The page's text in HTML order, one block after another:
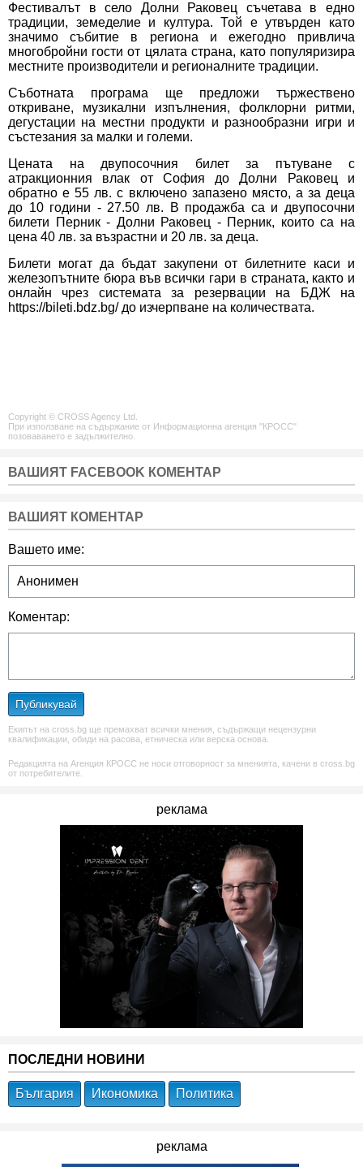
Фестивалът в село Долни Раковец съчетава в едно
традиции, земеделие и култура. Той е утвърден като
значимо събитие в региона и ежегодно привлича
многобройни гости от цялата страна, като популяризира
местните производители и регионалните традиции.
Съботната програма ще предложи тържествено
откриване, музикални изпълнения, фолклорни ритми,
дегустации на местни продукти и разнообразни игри и
състезания за малки и големи.
Цената на двупосочния билет за пътуване с
атракционния влак от София до Долни Раковец и
обратно е 55 лв. с включено запазено място, а за деца
до 10 години - 27.50 лв. В продажба са и двупосочни
билети Перник - Долни Раковец - Перник, които са на
цена 40 лв. за възрастни и 20 лв. за деца.
Билети могат да бъдат закупени от билетните каси и
железопътните бюра във всички гари в страната, както и
онлайн чрез системата за резервации на БДЖ на
https://bileti.bdz.bg/ до изчерпване на количествата.
Copyright © CROSS Agency Ltd.
При използване на съдържание от Информационна агенция "КРОСС"
позоваването е задължително.
ВАШИЯТ FACEBOOK КОМЕНТАР
ВАШИЯТ КОМЕНТАР
Вашето име:
Коментар:
Публикувай
Екипът на cross.bg ще премахват всички мнения, съдържащи нецензурни
квалификации, обиди на расова, етническа или верска основа.
Редакцията на Агенция КРОСС не носи отговорност за мненията, качени в cross.bg
от потребителите.
реклама
ПОСЛЕДНИ НОВИНИ
България Икономика Политика
реклама